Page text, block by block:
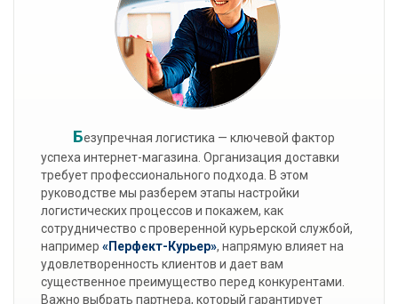
Безупречная логистика — ключевой фактор
успеха интернет-магазина. Организация доставки
требует профессионального подхода. В этом
руководстве мы разберем этапы настройки
логистических процессов и покажем, как
сотрудничество с проверенной курьерской службой,
например «Перфект-Курьер», напрямую влияет на
удовлетворенность клиентов и дает вам
существенное преимущество перед конкурентами.
Важно выбрать партнера, который гарантирует